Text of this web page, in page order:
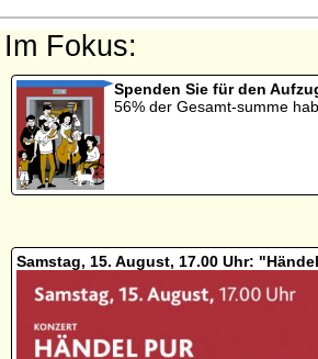
Im Fokus:
Spenden Sie für den
56% der Gesamt-summe
Samstag, 15. August, 17.00 Uhr: